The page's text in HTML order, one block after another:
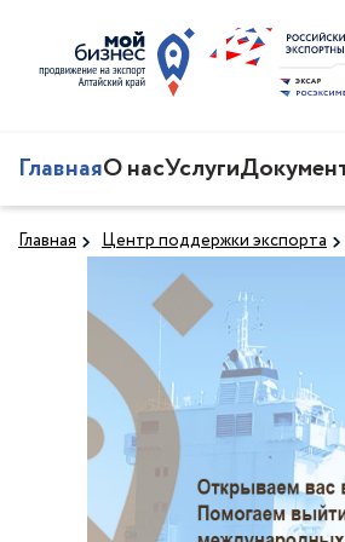
ГлавнаяО насУслуги
Главная Центр поддержки экспорта